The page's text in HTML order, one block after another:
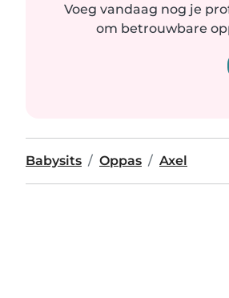
Voeg vandaag nog je
om betrouwbare
Babysits Oppas Axel